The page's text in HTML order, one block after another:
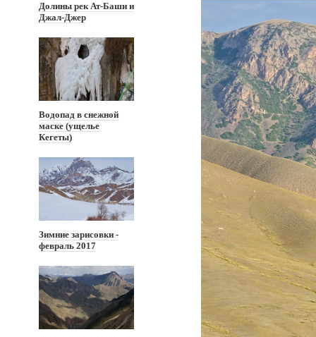
Долины рек Ат-Баши и
Джал-Джер
Водопад в снежной
маске (ущелье
Кегеты)
Зимние зарисовки -
февраль 2017